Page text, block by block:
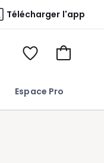
Télécharger l'app
Espace Pro
Voir
Voir